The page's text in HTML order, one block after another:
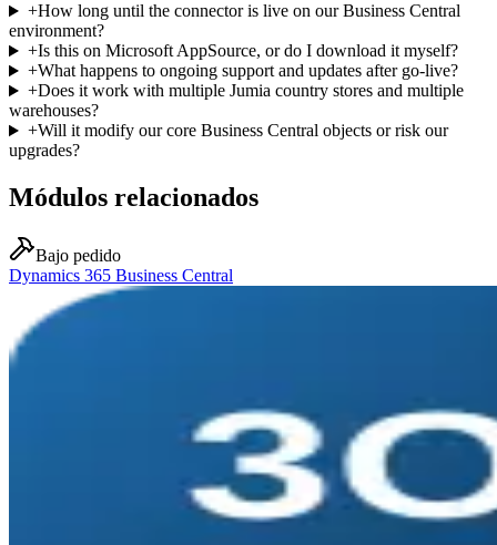
+How long until the connector is live on our Business Central
environment?
+Is this on Microsoft AppSource, or do I download it myself?
+What happens to ongoing support and updates after go-live?
+Does it work with multiple Jumia country stores and multiple
warehouses?
+Will it modify our core Business Central objects or risk our
upgrades?
Módulos relacionados
Bajo pedido
Dynamics 365 Business Central